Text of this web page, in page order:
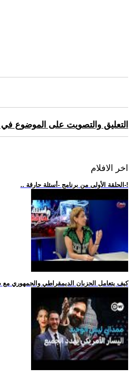
التعليق والتصويت على الموضوع في
اخر الافلام
.. الحلقة الأولى من برنامج -أسئلة حارقة-!
.. كيف يتعامل الحزبان الديمقراطي والجمهوري